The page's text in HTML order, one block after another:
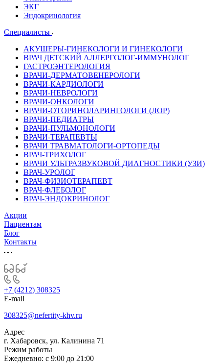
ЭКГ
Эндокринология
Специалисты
АКУШЕРЫ-ГИНЕКОЛОГИ И ГИНЕКОЛОГИ
ВРАЧ ДЕТСКИЙ АЛЛЕРГОЛОГ-ИММУНОЛОГ
ГАСТРОЭНТЕРОЛОГИЯ
ВРАЧИ-ДЕРМАТОВЕНЕРОЛОГИ
ВРАЧИ-КАРДИОЛОГИ
ВРАЧИ-НЕВРОЛОГИ
ВРАЧИ-ОНКОЛОГИ
ВРАЧИ-ОТОРИНОЛАРИНГОЛОГИ (ЛОР)
ВРАЧИ-ПЕДИАТРЫ
ВРАЧИ-ПУЛЬМОНОЛОГИ
ВРАЧИ-ТЕРАПЕВТЫ
ВРАЧИ ТРАВМАТОЛОГИ-ОРТОПЕДЫ
ВРАЧ-ТРИХОЛОГ
ВРАЧИ УЛЬТРАЗВУКОВОЙ ДИАГНОСТИКИ (УЗИ)
ВРАЧ-УРОЛОГ
ВРАЧ-ФИЗИОТЕРАПЕВТ
ВРАЧ-ФЛЕБОЛОГ
ВРАЧ-ЭНДОКРИНОЛОГ
Акции
Пациентам
Блог
Контакты
+7 (4212) 308325
E-mail
308325@nefertity-khv.ru
Адрес
г. Хабаровск, ул. Калинина 71
Режим работы
Ежедневно: с 9:00 до 21:00